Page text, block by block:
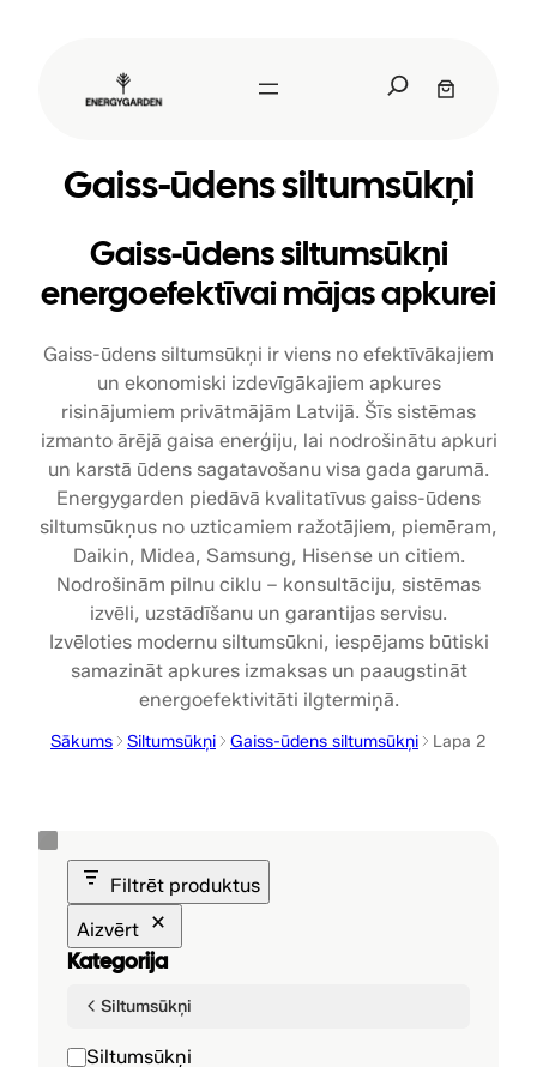
c
Gaiss-ūdens siltumsūkņi
Gaiss-ūdens siltumsūkņi
energoefektīvai mājas apkurei
Gaiss-ūdens siltumsūkņi ir viens no efektīvākajiem
un ekonomiski izdevīgākajiem apkures
risinājumiem privātmājām Latvijā. Šīs sistēmas
izmanto ārējā gaisa enerģiju, lai nodrošinātu apkuri
un karstā ūdens sagatavošanu visa gada garumā.
Energygarden piedāvā kvalitatīvus gaiss-ūdens
siltumsūkņus no uzticamiem ražotājiem, piemēram,
Daikin, Midea, Samsung, Hisense un citiem.
Nodrošinām pilnu ciklu – konsultāciju, sistēmas
izvēli, uzstādīšanu un garantijas servisu.
Izvēloties modernu siltumsūkni, iespējams būtiski
samazināt apkures izmaksas un paaugstināt
energoefektivitāti ilgtermiņā.
Sākums Siltumsūkņi Gaiss-ūdens siltumsūkņi Lapa 2
Filtrēt produktus
Aizvērt
Kategorija
Siltumsūkņi
K Siltumsūkņi